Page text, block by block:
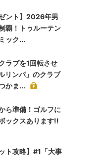
ント】2026年男
覇！トゥルーテン
ック...
ラブを1回転させ
リンパ」のクラブ
かま...
ら準備！ゴルフに
ックスあります!!
ト攻略】#1「大事